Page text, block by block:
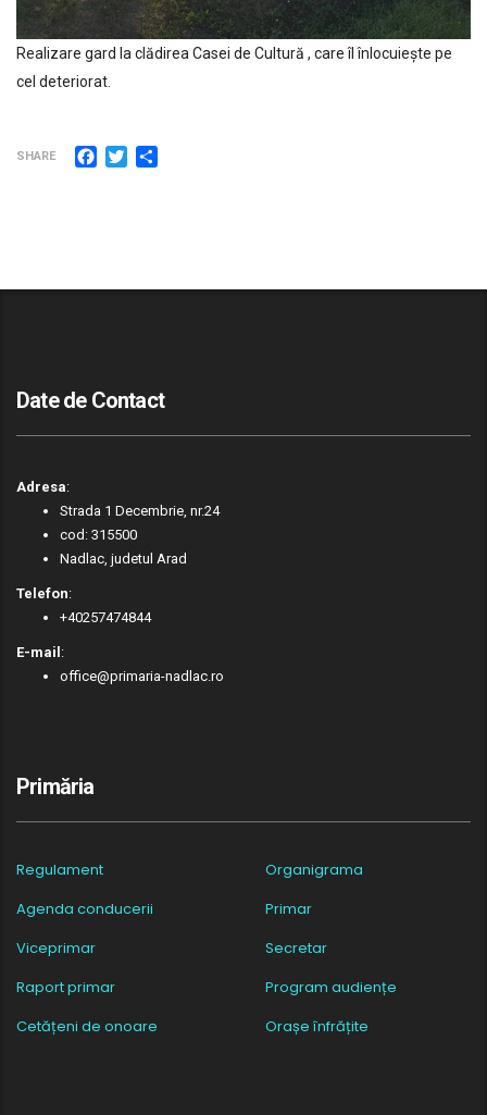
Realizare gard la clădirea Casei de Cultură , care îl înlocuiește pe
cel deteriorat.
SHARE Facebook
Twitter
Date de Contact
Adresa:
Strada 1 Decembrie, nr.24
cod: 315500
Nadlac, judetul Arad
Telefon:
+40257474844
E-mail :
office@primaria-nadlac.ro
Primăria
Regulament
Organigrama
Agenda conducerii
Primar
Viceprimar
Secretar
Raport primar
Program audiențe
Cetățeni de onoare
Orașe înfrățite